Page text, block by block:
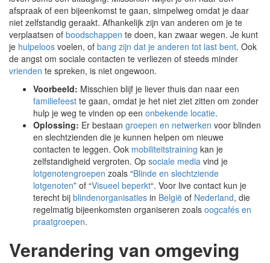
afspraak of een bijeenkomst te gaan, simpelweg omdat je daar
niet zelfstandig geraakt. Afhankelijk zijn van anderen om je te
verplaatsen of boodschappen te doen, kan zwaar wegen. Je kunt
je hulpeloos voelen, of bang zijn dat je anderen tot last bent. Ook
de angst om sociale contacten te verliezen of steeds minder
vrienden te spreken, is niet ongewoon.
Voorbeeld: Misschien blijf je liever thuis dan naar een
familiefeest te gaan, omdat je het niet ziet zitten om zonder
hulp je weg te vinden op een onbekende locatie.
Oplossing: Er bestaan groepen en netwerken voor blinden
en slechtzienden die je kunnen helpen om nieuwe
contacten te leggen. Ook mobiliteitstraining kan je
zelfstandigheid vergroten. Op sociale media vind je
lotgenotengroepen zoals “Blinde en slechtziende
lotgenoten” of “Visueel beperkt“. Voor live contact kun je
terecht bij blindenorganisaties in België of Nederland, die
regelmatig bijeenkomsten organiseren zoals oogcafés en
praatgroepen.
Verandering van omgeving